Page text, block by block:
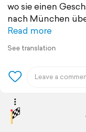
wo sie einen
nach München
Read more
See translation